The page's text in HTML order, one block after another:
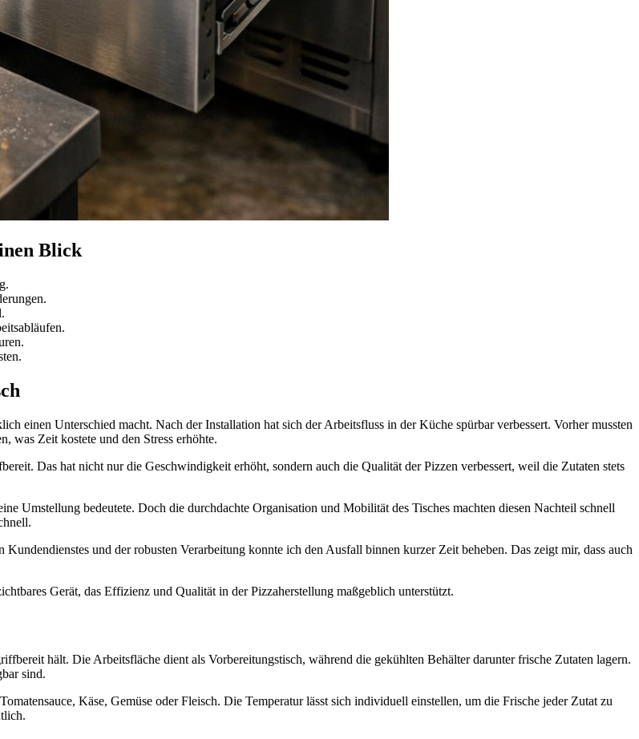
Blick
einen Unterschied macht. Nach der Installation hat sich der Arbeitsfluss in der Küche spürbar verbessert. Vorher mussten
was Zeit kostete und den Stress erhöhte.
Das hat nicht nur die Geschwindigkeit erhöht, sondern auch die Qualität der Pizzen verbessert, weil die Zutaten stets
Umstellung bedeutete. Doch die durchdachte Organisation und Mobilität des Tisches machten diesen Nachteil schnell
und der robusten Verarbeitung konnte ich den Ausfall binnen kurzer Zeit beheben. Das zeigt mir, dass auch
Gerät, das Effizienz und Qualität in der Pizzaherstellung maßgeblich unterstützt.
hält. Die Arbeitsfläche dient als Vorbereitungstisch, während die gekühlten Behälter darunter frische Zutaten lagern.
sind.
Käse, Gemüse oder Fleisch. Die Temperatur lässt sich individuell einstellen, um die Frische jeder Zutat zu